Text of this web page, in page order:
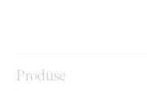
Produse